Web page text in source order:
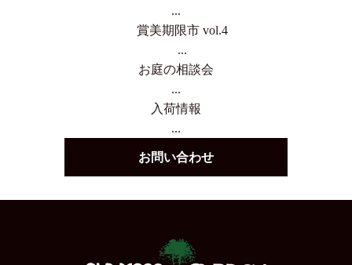
...
賞美期限市 vol.4
...
お庭の相談会
...
入荷情報
...
お問い合わせ